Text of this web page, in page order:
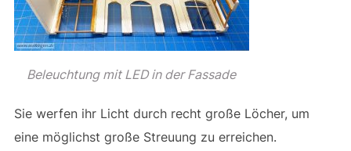
Beleuchtung mit LED in der Fassade
Sie werfen ihr Licht durch recht große Löcher, um
eine möglichst große Streuung zu erreichen.